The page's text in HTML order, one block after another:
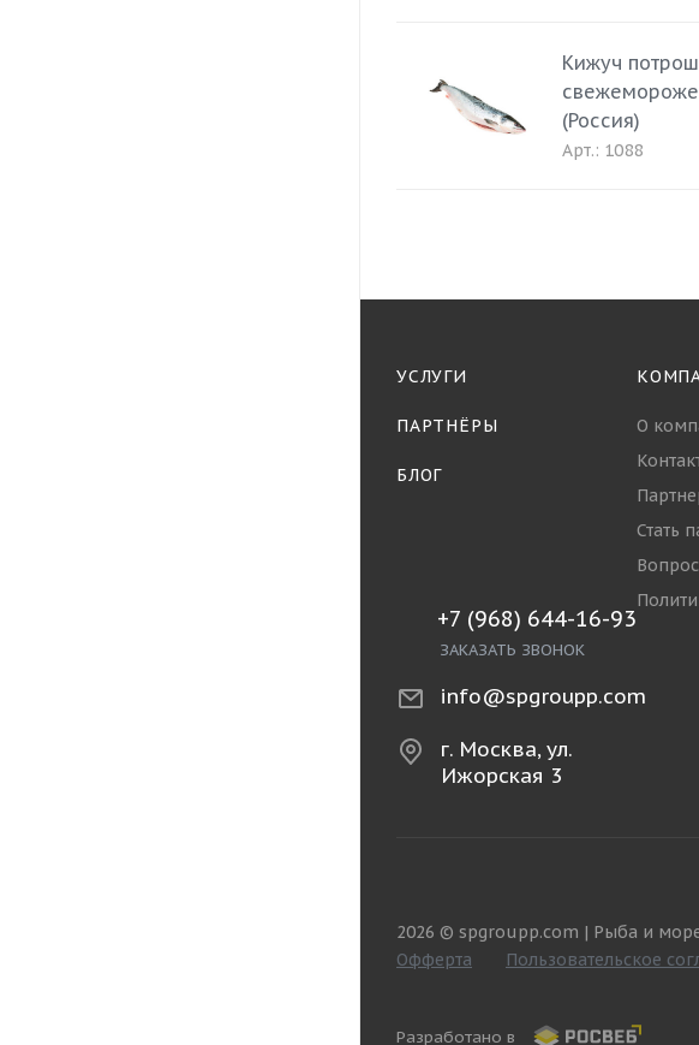
Кижуч
(Россия)
Арт.: 1088
УСЛУГИ
ПАРТНЁРЫ
БЛОГ
О
Стать
+7 (968) 644-16-93
ЗАКАЗАТЬ ЗВОНОК
info@spgroupp.com
г. Москва, ул.
Ижорская 3
2026 © spgroupp.com | Рыба и
Офферта
Пользовательское
Разработано в